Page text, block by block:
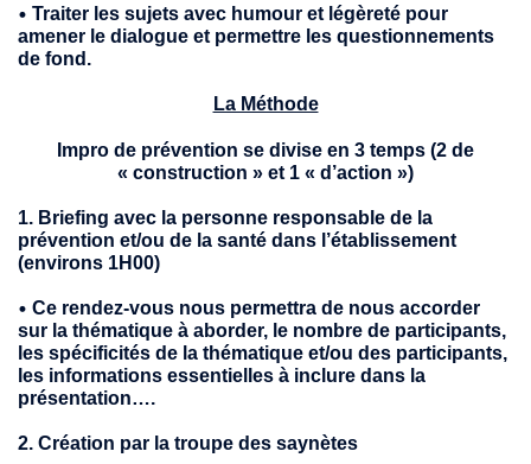
• Traiter les sujets avec humour et légèreté pour
amener le dialogue et permettre les questionnements
de fond.
La Méthode
Impro de prévention se divise en 3 temps (2 de
« construction » et 1 « d’action »)
1. Briefing avec la personne responsable de la
prévention et/ou de la santé dans l’établissement
(environs 1H00)
• Ce rendez-vous nous permettra de nous accorder
sur la thématique à aborder, le nombre de participants,
les spécificités de la thématique et/ou des participants,
les informations essentielles à inclure dans la
présentation….
2. Création par la troupe des saynètes